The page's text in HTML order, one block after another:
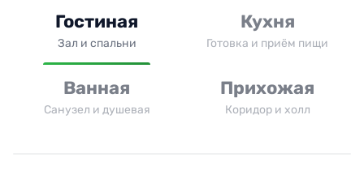
Гостиная
Зал и спальни
Кухня
Готовка и приём пищи
Ванная
Санузел и душевая
Прихожая
Коридор и холл